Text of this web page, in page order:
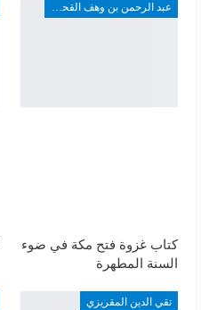
عبد الرحمن بن وهف القحطاني
كتاب غزوة فتح مكة في ضوء
السنة المطهرة
تقي الدين المقريزي